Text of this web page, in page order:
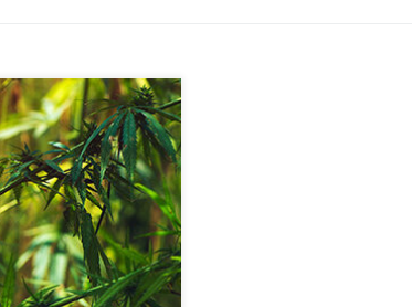
z nich są
wyprodukować
aż po rolnictwo,
i żniwa Rośliny